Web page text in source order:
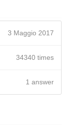
3 Maggio 2017
34340 times
1 answer